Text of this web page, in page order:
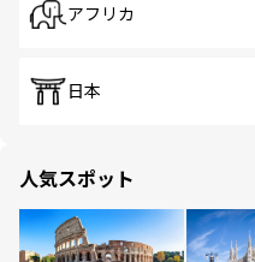
アフリカ
日本
人気スポット